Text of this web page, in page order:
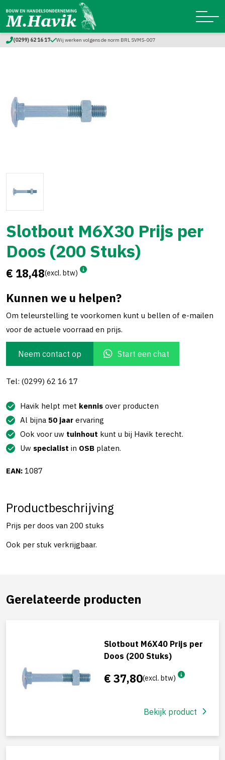
(0299) 62 16 17 Wij werken volgens de norm BRL SVMS-007
Slotbout M6X30 Prijs per
Doos (200 Stuks)
€ 18,48(excl. btw)
Kunnen we u helpen?
Om teleurstelling te voorkomen kunt u bellen of e-mailen
voor de actuele voorraad en prijs.
Neem contact op Start een chat
Tel: (0299) 62 16 17
Havik helpt met kennis over producten
Al bijna 50 jaar ervaring
Ook voor uw tuinhout kunt u bij Havik terecht.
Uw specialist in OSB platen.
EAN: 1087
Productbeschrijving
Prijs per doos van 200 stuks
Ook per stuk verkrijgbaar.
Gerelateerde producten
Slotbout M6X40 Prijs per
Doos (200 Stuks)
€ 37,80(excl. btw)
Bekijk product